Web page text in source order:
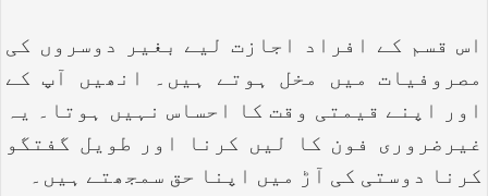
اس قسم کے افراد اجازت لیے بغیر دوسروں کی
مصروفیات میں مخل ہوتے ہیں۔ انھیں آپ کے
اور اپنے قیمتی وقت کا احساس نہیں ہوتا۔ یہ
غیرضروری فون کا لیں کرنا اور طویل گفتگو
کرنا دوستی کی آڑ میں اپنا حق سمجھتے ہیں۔